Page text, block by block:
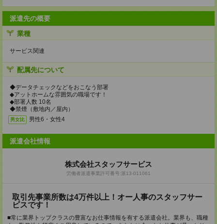
派遣先の概要
業種
サービス関連
配属先について
◆データチェックなどをおこなう部署
◆アットホームな雰囲気の職場です！
◆部署人数 10名
◆禁煙（敷地内／屋内）
男女比 男性6・女性4
派遣会社情報
株式会社スタッフサービス
労働者派遣事業許可番号:派13-011061
取引先事業所数は4万件以上！オー人事のスタッフサー
ビスです！
■常に業界トップクラスの豊富なお仕事情報を有する派遣会社。業界も、職種